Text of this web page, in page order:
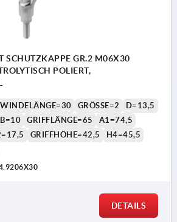
SCHUTZKAPPE GR.2 M06X30
POLIERT,
GRÖSSE=2
D=13,5
B=10 GRIFFLÄNGE=65
A1=74,5
GRIFFHÖHE=42,5
H4=45,5
DETAILS